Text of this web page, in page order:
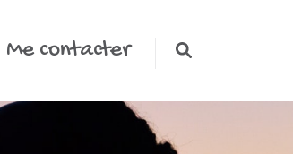
Me contacter